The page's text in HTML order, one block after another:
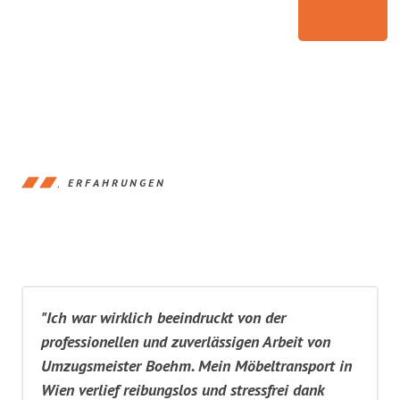
ERFAHRUNGEN
"Ich war wirklich beeindruckt von der
professionellen und zuverlässigen Arbeit von
Umzugsmeister Boehm. Mein Möbeltransport in
Wien verlief reibungslos und stressfrei dank